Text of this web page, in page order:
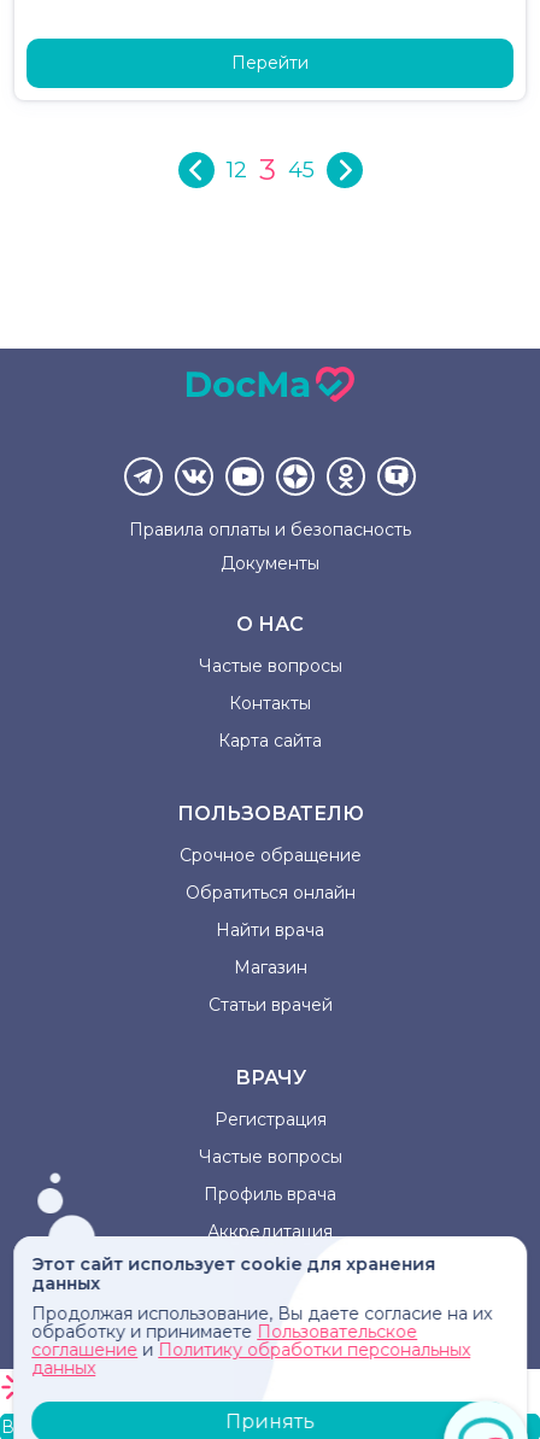
Перейти
12 3 45
Этот сайт использует cookie для хранения
данных
Продолжая использование, Вы даете согласие на их
обработку и принимаете Пользовательское
соглашение и Политику обработки персональных
данных
Принять
Правила оплаты и безопасность
Документы
О НАС
Частые вопросы
Контакты
Карта сайта
ПОЛЬЗОВАТЕЛЮ
Срочное обращение
Обратиться онлайн
Найти врача
Магазин
Статьи врачей
ВРАЧУ
Регистрация
Частые вопросы
Профиль врача
Аккредитация
Информация, представленная на сайте, не может быть
использована для постановки диагноза, назначения
лечения и не заменяет прием врача.
В корзину